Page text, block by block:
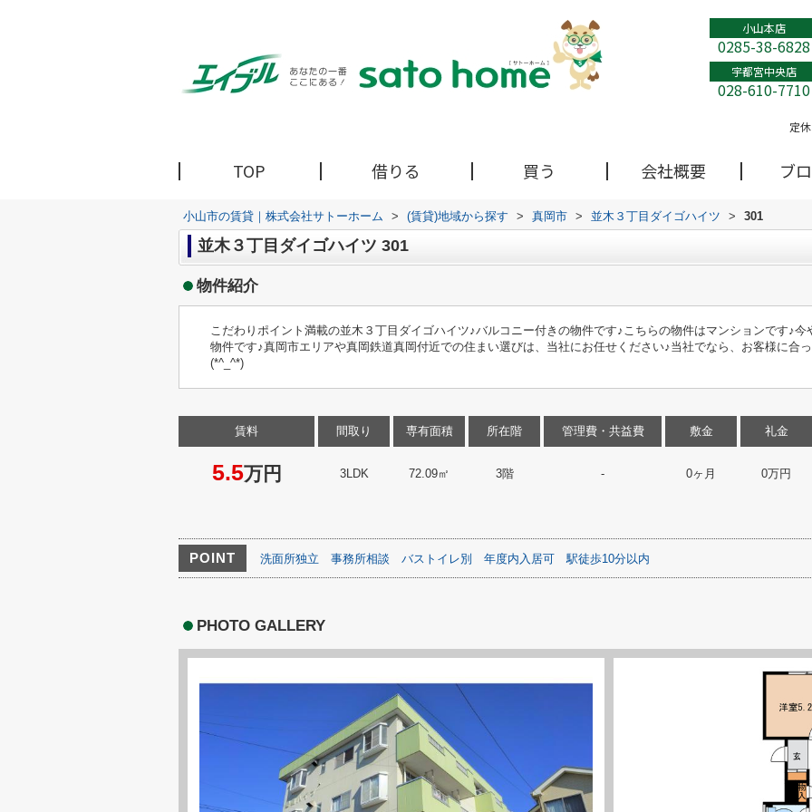
小山本店
0285-38-6828
宇都宮中央店
028-610-7710
定
TOP 借りる 買う 会社概要 ブ
小山市の賃貸｜株式会社サトーホーム > (賃貸)地域から探す > 真岡市 > 並木３丁目ダイゴハイツ > 301
並木３丁目ダイゴハイツ 301
物件紹介
こだわりポイント満載の並木３丁目ダイゴハイツ♪バルコニー付きの物件です♪こちらの物件はマンションです♪
物件です♪真岡市エリアや真岡鉄道真岡付近での住まい選びは、当社にお任せください♪当社でなら、お客様に合
(*^_^*)
賃料
5.5万円
間取り
3LDK
専有面積
72.09㎡
所在階
3階
管理費・共益費
-
敷金
0ヶ月
礼金
0万円
POINT 洗面所独立 事務所相談 バストイレ別 年度内入居可 駅徒歩10分以内
PHOTO GALLERY